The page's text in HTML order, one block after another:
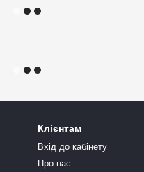
Клієнтам
Вхід до кабінету
Про нас